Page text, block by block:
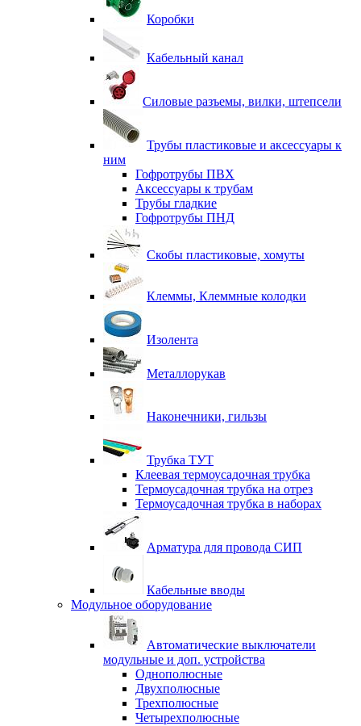
Коробки
Кабельный канал
Силовые разъемы, вилки, штепсели
Трубы пластиковые и аксессуары к
ним
Гофротрубы ПВХ
Аксессуары к трубам
Трубы гладкие
Гофротрубы ПНД
Скобы пластиковые, хомуты
Клеммы, Клеммные колодки
Изолента
Металлорукав
Наконечники, гильзы
Трубка ТУТ
Клеевая термоусадочная трубка
Термоусадочная трубка на отрез
Термоусадочная трубка в наборах
Арматура для провода СИП
Кабельные вводы
Модульное оборудование
Автоматические выключатели
модульные и доп. устройства
Однополюсные
Двухполюсные
Трехполюсные
Четырехполюсные